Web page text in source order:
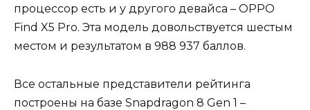
процессор есть и у другого девайса – OPPO
Find X5 Pro. Эта модель довольствуется шестым
местом и результатом в 988 937 баллов.
Все остальные представители рейтинга
построены на базе Snapdragon 8 Gen 1 –